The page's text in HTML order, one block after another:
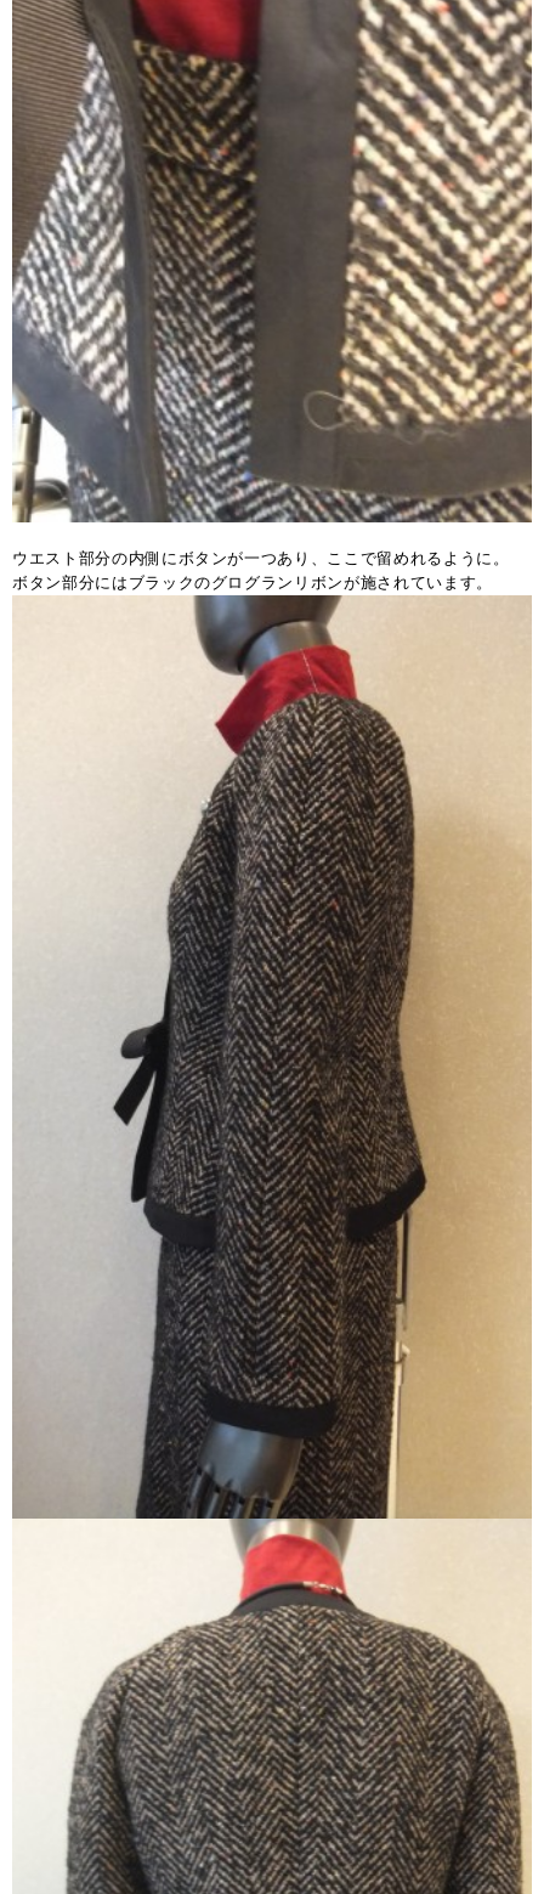
ウエスト部分の内側にボタンが一つあり、ここで留めれるように。
ボタン部分にはブラックのグログランリボンが施されています。